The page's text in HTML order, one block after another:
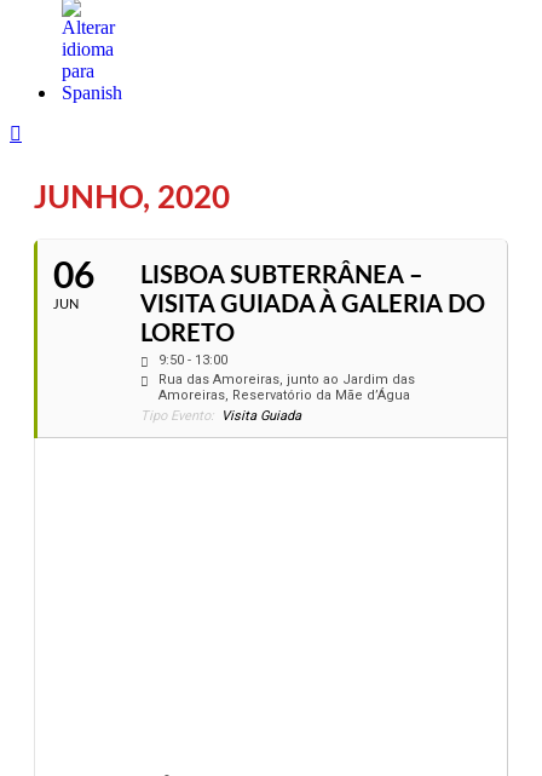
JUNHO, 2020
06
JUN
LISBOA SUBTERRÂNEA –
VISITA GUIADA À GALERIA DO
LORETO
9:50 - 13:00
Rua das Amoreiras, junto ao Jardim das
Amoreiras, Reservatório da Mãe d’Água
Tipo Evento:
Visita Guiada